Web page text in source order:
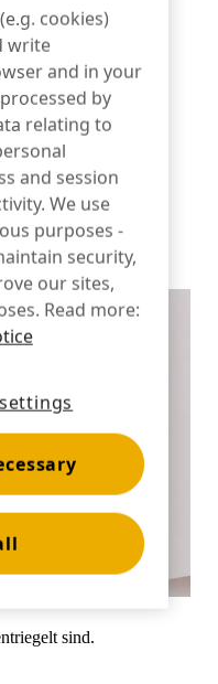
in
wenn verriegelt.
sind.
cookies)
write
and in your
by
relating to
and session
We use
purposes -
security,
our sites,
Read more: